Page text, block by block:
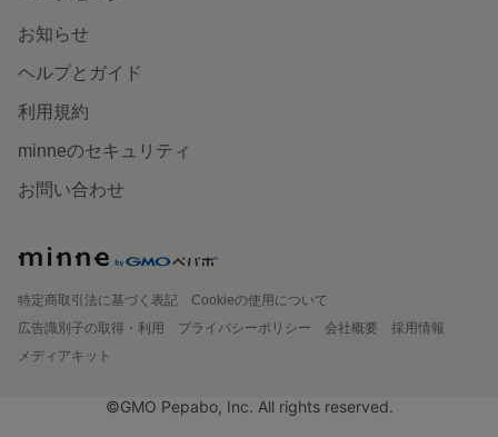
お知らせ
ヘルプとガイド
利用規約
minneのセキュリティ
お問い合わせ
特定商取引法に基づく表記
Cookieの使用について
広告識別子の取得・利用
プライバシーポリシー 会社概要
採用情報
メディアキット
©GMO Pepabo, Inc. All rights reserved.